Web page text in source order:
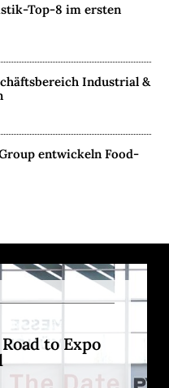
Top-8 im ersten
Industrial &
entwickeln Food-
to Expo